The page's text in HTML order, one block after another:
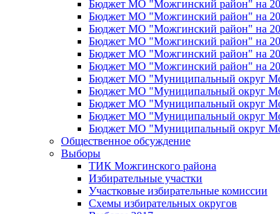
Бюджет МО "Можгинский район" на
Бюджет МО "Можгинский район" на
Бюджет МО "Можгинский район" на
Бюджет МО "Можгинский район" на
Бюджет МО "Можгинский район" на
Бюджет МО "Можгинский район" на
Бюджет МО "Муниципальный округ
Бюджет МО "Муниципальный округ
Бюджет МО "Муниципальный округ
Бюджет МО "Муниципальный округ
Бюджет МО "Муниципальный округ
Общественное обсуждение
Выборы
ТИК Можгинского района
Избирательные участки
Участковые избирательные комиссии
Схемы избирательных округов